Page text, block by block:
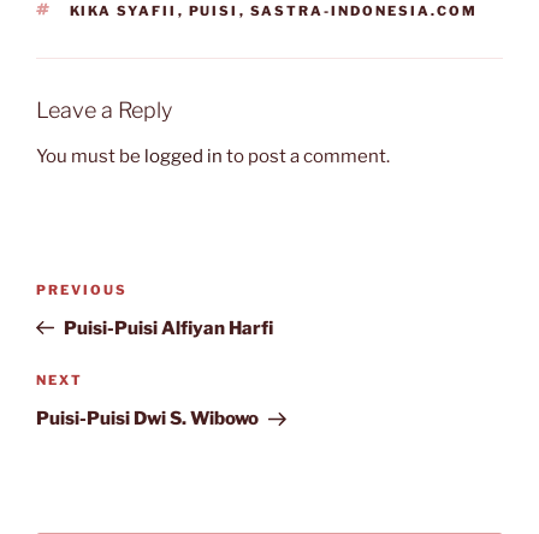
TAGS
KIKA SYAFII , PUISI , SASTRA-INDONESIA.COM
Leave a Reply
You must be logged in to post a comment.
Previous
Post
PREVIOUS
Puisi-Puisi Alfiyan Harfi
Next
Post
NEXT
Puisi-Puisi Dwi S. Wibowo